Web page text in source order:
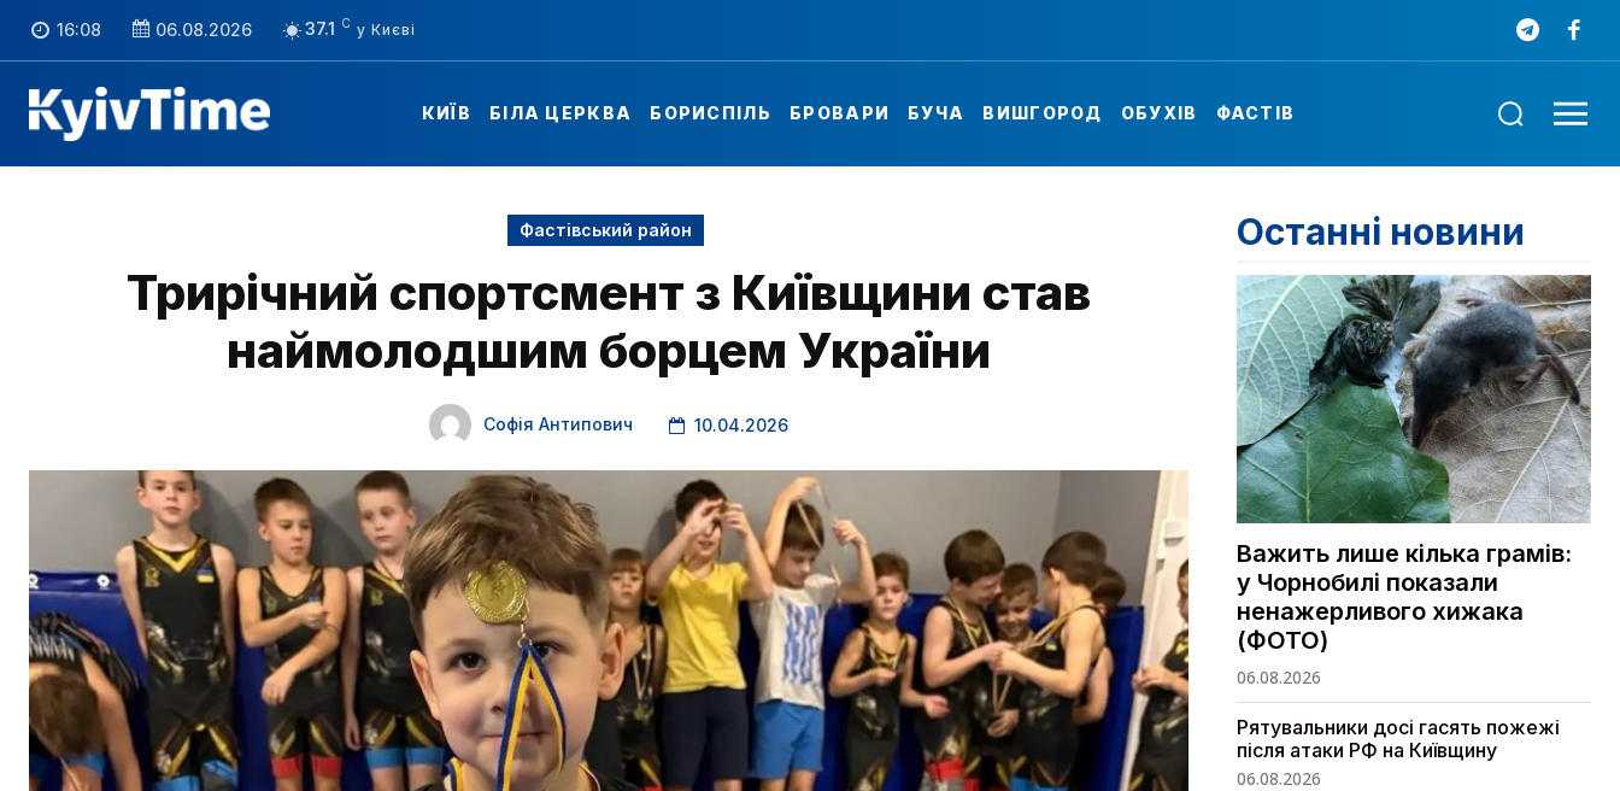
16:08 06.08.2026 37.1 C
КИЇВ БІЛА ЦЕРКВА БОРИСПІЛЬ БРОВАРИ БУЧА ВИШГОРОД ОБУХІВ ФАСТІВ
Фастівський район
Трирічний спортсмент з Київщини став
наймолодшим борцем України
Софія Антипович 10.04.2026
Останні новини
Важить лише кілька грамів:
у Чорнобилі показали
ненажерливого хижака
(ФОТО)
06.08.2026
Рятувальники досі гасять пожежі
після атаки РФ на Київщину
06.08.2026